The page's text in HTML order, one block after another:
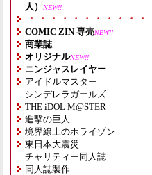
人）
NEW!!
・・・・・・・・・・・
COMIC ZIN 専売NEW!!
商業誌
オリジナルNEW!!
ニンジャスレイヤー
アイドルマスター
シンデレラガールズ
THE iDOL M@STER
進撃の巨人
境界線上のホライゾン
東日本大震災
チャリティー同人誌
同人誌製作